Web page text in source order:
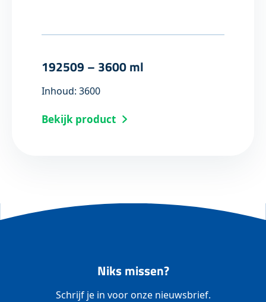
192509 – 3600 ml
Inhoud: 3600
Bekijk product
Niks missen?
Schrijf je in voor onze nieuwsbrief.